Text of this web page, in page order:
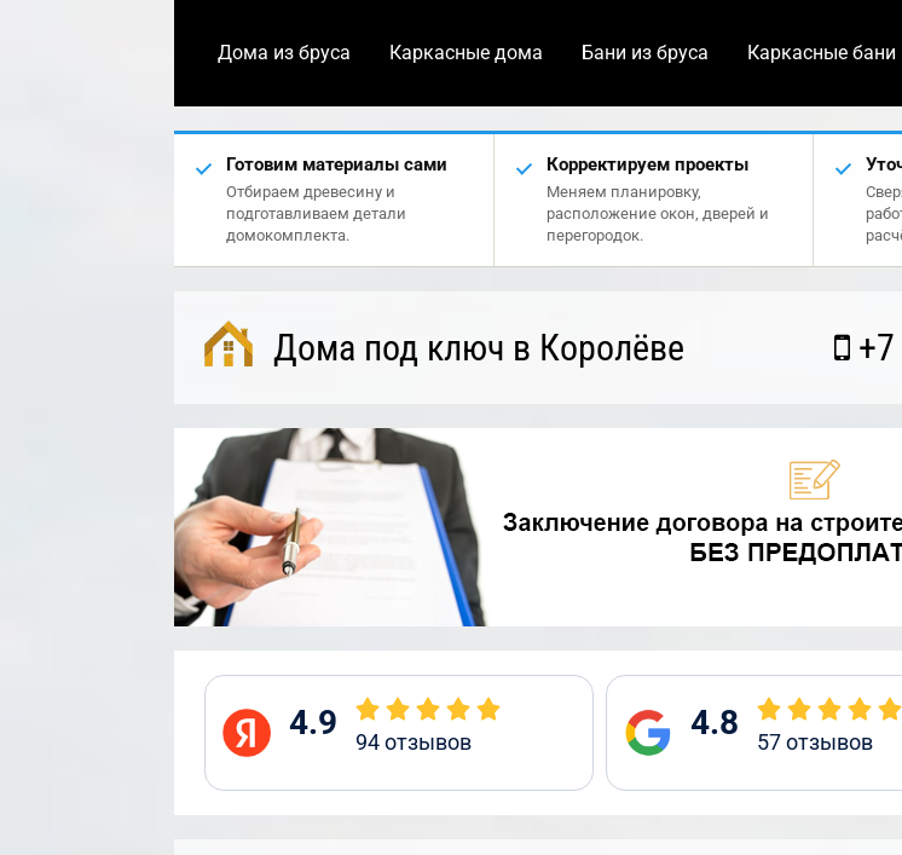
Дома из бруса Каркасные дома Бани из бруса Каркасные бани
Готовим материалы сами
Отбираем древесину и
подготавливаем детали
домокомплекта.
Корректируем проекты
Меняем планировку,
расположение окон, дверей и
перегородок.
Дома под ключ в Королёве
4.9 94отзывов 4.8 57отзывов